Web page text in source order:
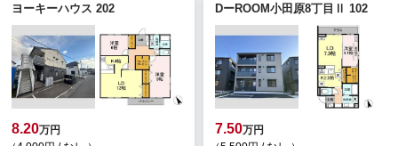
ヨーキーハウス 202
8.20万円
DーROOM小田原8丁目Ⅱ 102
7.50万円